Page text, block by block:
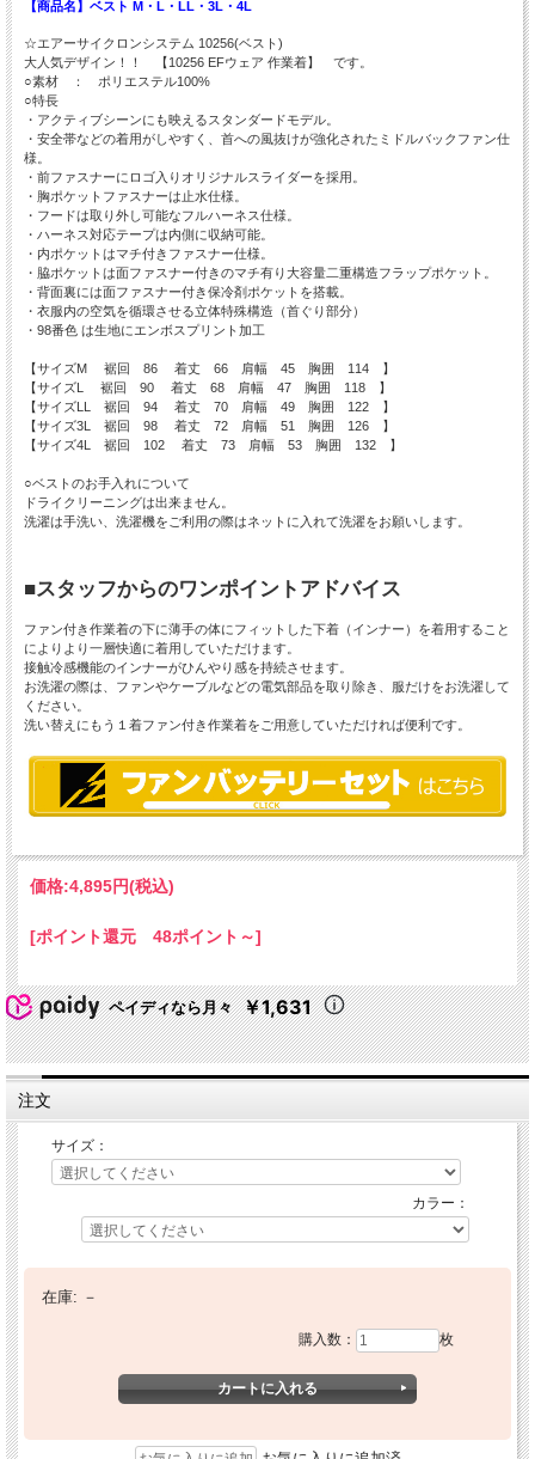
【商品名】ベスト M・L・LL・3L・4L
☆エアーサイクロンシステム 10256(ベスト)
大人気デザイン！！ 【10256 EFウェア 作業着】 です。
○素材 ： ポリエステル100%
○特長
・アクティブシーンにも映えるスタンダードモデル。
・安全帯などの着用がしやすく、首への風抜けが強化されたミドルバックファン仕
様。
・前ファスナーにロゴ入りオリジナルスライダーを採用。
・胸ポケットファスナーは止水仕様。
・フードは取り外し可能なフルハーネス仕様。
・ハーネス対応テープは内側に収納可能。
・内ポケットはマチ付きファスナー仕様。
・脇ポケットは面ファスナー付きのマチ有り大容量二重構造フラップポケット。
・背面裏には面ファスナー付き保冷剤ポケットを搭載。
・衣服内の空気を循環させる立体特殊構造（首ぐり部分）
・98番色 は生地にエンボスプリント加工
【サイズM 裾回 86 着丈 66 肩幅 45 胸囲 114 】
【サイズL 裾回 90 着丈 68 肩幅 47 胸囲 118 】
【サイズLL 裾回 94 着丈 70 肩幅 49 胸囲 122 】
【サイズ3L 裾回 98 着丈 72 肩幅 51 胸囲 126 】
【サイズ4L 裾回 102 着丈 73 肩幅 53 胸囲 132 】
○ベストのお手入れについて
ドライクリーニングは出来ません。
洗濯は手洗い、洗濯機をご利用の際はネットに入れて洗濯をお願いします。
■スタッフからのワンポイントアドバイス
ファン付き作業着の下に薄手の体にフィットした下着（インナー）を着用すること
によりより一層快適に着用していただけます。
接触冷感機能のインナーがひんやり感を持続させます。
お洗濯の際は、ファンやケーブルなどの電気部品を取り除き、服だけをお洗濯して
ください。
洗い替えにもう１着ファン付き作業着をご用意していただければ便利です。
価格:4,895円(税込)
[ポイント還元 48ポイント～]
ペイディなら月々 ￥1,631
注文
サイズ：
カラー：
在庫: －
購入数： 枚